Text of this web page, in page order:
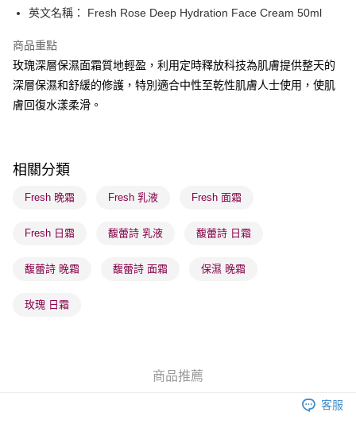
順豐自助櫃 - 確認發貨後1-3個工作天送達
每筆HK$65.00，滿HK$300.00或以上免運費
順豐站及營業點 - 確認發貨後1-3個工作天送達
物流公司進行物流配送
每筆HK$65.00，滿HK$300.00或以上免運費
(香港門市) 只顯示可選門市。確認發貨後2-5個工作天到店，3天內
每筆HK$20.00，滿HK$100.00或以上免運費
澳門地區配送 - 確認發貨後1-4個工作天送達
英文名稱： Fresh Rose Deep Hydration Face Cream 50ml
商品重點
玫瑰深層保濕面霜質地輕盈，利用定時釋放科技為肌膚提供整天的
深層保濕和舒緩的修護，特別適合中性至乾性肌膚人士使用，使肌
膚回復水漾柔滑。
相關分類
Fresh 晚霜 Fresh 乳液 Fresh 面霜
Fresh 日霜 馥蕾詩 乳液 馥蕾詩 日霜
馥蕾詩 晚霜 馥蕾詩 面霜 保濕 晚霜
玫瑰 日霜
商品推薦
客服